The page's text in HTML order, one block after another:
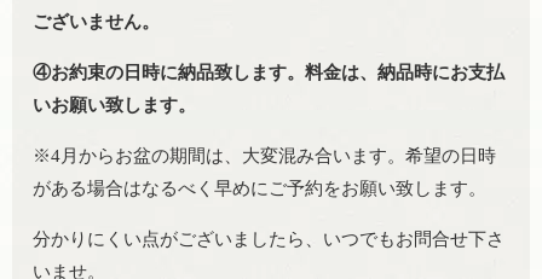
ございません。
④お約束の日時に納品致します。料金は、納品時にお支払
いお願い致します。
※4月からお盆の期間は、大変混み合います。希望の日時
がある場合はなるべく早めにご予約をお願い致します。
分かりにくい点がございましたら、いつでもお問合せ下さ
いませ。